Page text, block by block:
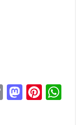
C
M Pi